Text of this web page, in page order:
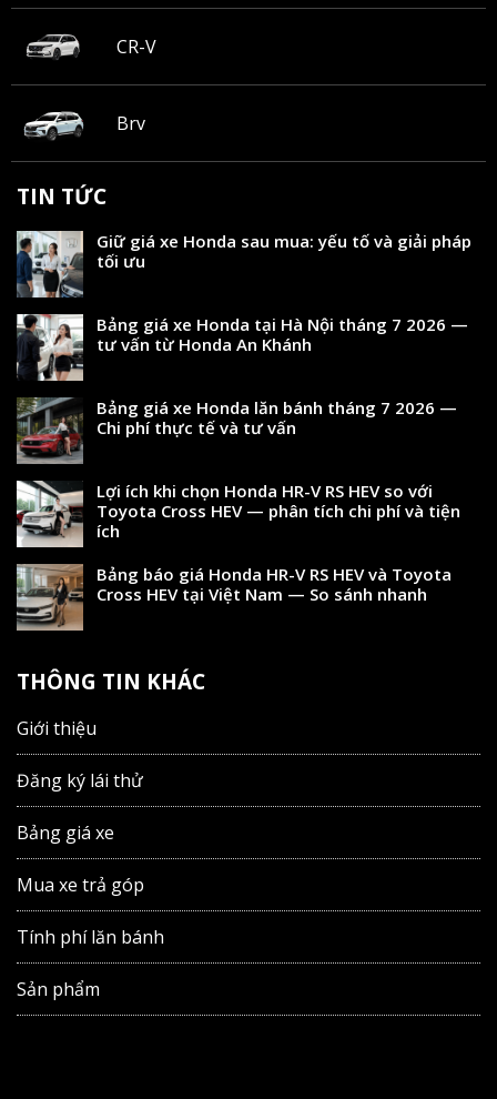
CR-V
Brv
TIN TỨC
Giữ giá xe Honda sau mua: yếu tố và giải pháp
tối ưu
Bảng giá xe Honda tại Hà Nội tháng 7 2026 —
tư vấn từ Honda An Khánh
Bảng giá xe Honda lăn bánh tháng 7 2026 —
Chi phí thực tế và tư vấn
Lợi ích khi chọn Honda HR-V RS HEV so với
Toyota Cross HEV — phân tích chi phí và tiện
ích
Bảng báo giá Honda HR-V RS HEV và Toyota
Cross HEV tại Việt Nam — So sánh nhanh
THÔNG TIN KHÁC
Giới thiệu
Đăng ký lái thử
Bảng giá xe
Mua xe trả góp
Tính phí lăn bánh
Sản phẩm